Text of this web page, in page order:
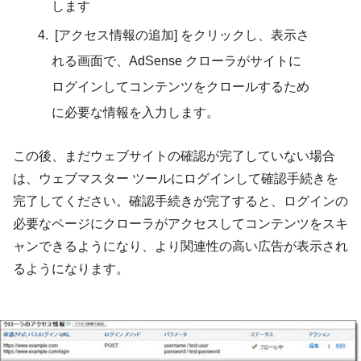
します
[アクセス情報の追加] をクリックし、表示さ
れる画面で、AdSense クローラがサイトに
ログインしてコンテンツをクロールするため
に必要な情報を入力します。
この後、まだウェブサイトの確認が完了していない場合
は、ウェブマスター ツールにログインして確認手続きを
完了してください。確認手続きが完了すると、ログインの
必要なページにクローラがアクセスしてコンテンツをスキ
ャンできるようになり、より関連性の高い広告が表示され
るようになります。